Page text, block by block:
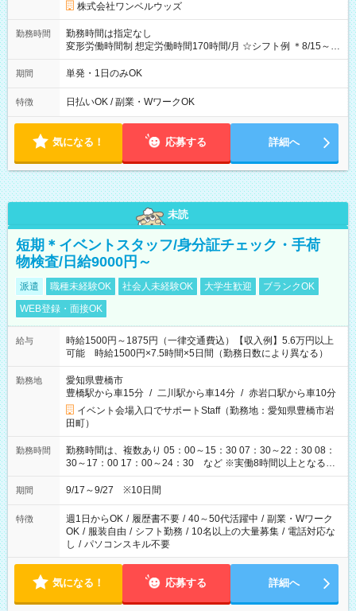
株式会社ワンベルウッズ
勤務時間
勤務時間は指定なし
変形労働時間制 想定労働時間170時間/月 ☆シフト例 ＊8/15～
10/26 全日共通 08：00～12：00 17：00～21：00 ＊8/31
～9/19のみ下記シフトもあります！ 12：00～16：00 ＊9/6～
00
期間 単発・1日のみOK
特徴 日払いOK / 副業・WワークOK
気になる！ 応募する 詳細へ
未読
短期＊イベントスタッフ/身分証チェック・手荷
物検査/日給9000円～
派遣 職種未経験OK 社会人未経験OK 大学生歓迎
ブランクOK
WEB登録・面接OK
給与
時給1500円～1875円（一律交通費込）【収入例】5.6万円以上
可能 時給1500円×7.5時間×5日間（勤務日数により異なる）
勤務地
愛知県豊橋市
豊橋駅から車15分 / 二川駅から車14分 / 赤岩口駅から車10分
イベント会場入口でサポートStaff（勤務地：愛知県豊橋市岩
田町）
勤務時間
勤務時間は、複数あり 05：00～15：30 07：30～22：30 08：
30～17：00 17：00～24：30 など ※実働8時間以上となる勤
務もあります。 【休憩】60分+他休憩あり 交替で取得します。
安全面に配慮しこまめな休憩があります。
期間 9/17～9/27 ※10日間
特徴 週1日からOK / 履歴書不要 / 40～50代活躍中 / 副業・Wワーク
OK / 服装自由 / シフト勤務 / 10名以上の大量募集 / 電話対応な
し / パソコンスキル不要
気になる！ 応募する 詳細へ